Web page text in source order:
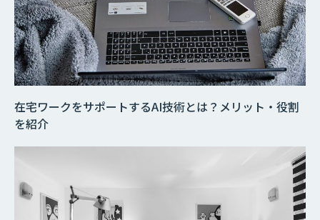
在宅ワークをサポートするAI技術とは？メリット・役割
を紹介